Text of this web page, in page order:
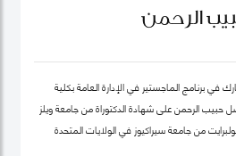
الرحمن
برنامج الماجستير في الإدارة العامة بكلية
حبيب الرحمن على شهادة الدكتوراة من جامعة ويلز
من جامعة سيراكيوز في الولايات المتحدة